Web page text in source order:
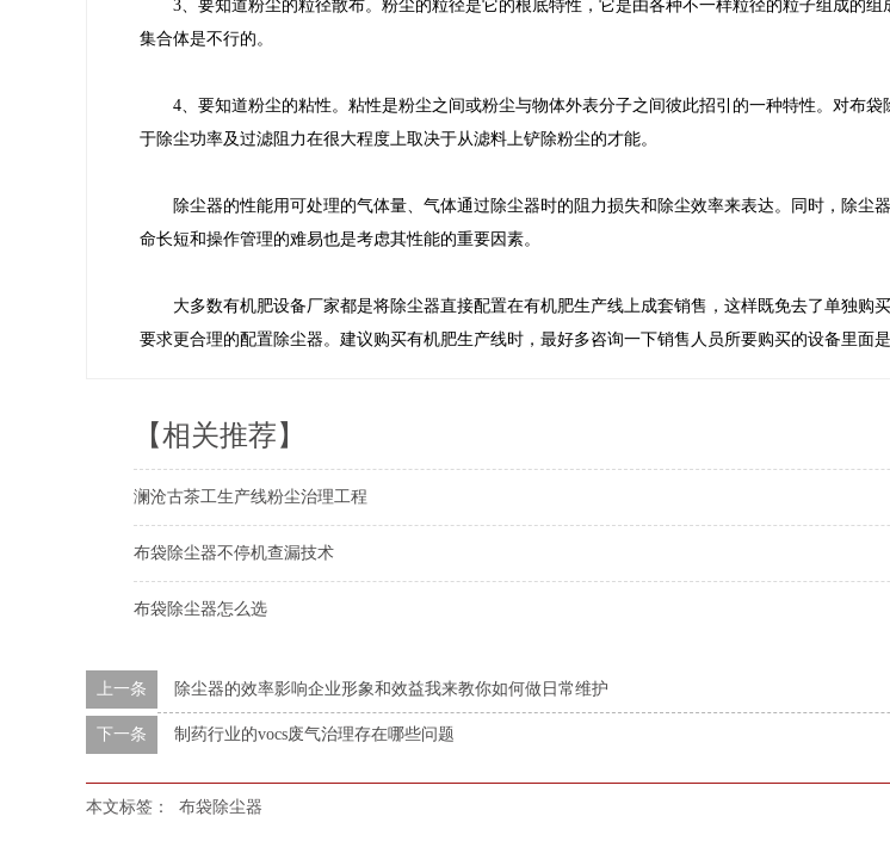
3、要知道粉尘的粒径散布。粉尘的粒径是它的根底特性，它是由各种不一样粒径的粒子组成的
集合体是不行的。
4、要知道粉尘的粘性。粘性是粉尘之间或粉尘与物体外表分子之间彼此招引的一种特性。对布
于除尘功率及过滤阻力在很大程度上取决于从滤料上铲除粉尘的才能。
除尘器的性能用可处理的气体量、气体通过除尘器时的阻力损失和除尘效率来表达。同时，除尘
命长短和操作管理的难易也是考虑其性能的重要因素。
大多数有机肥设备厂家都是将除尘器直接配置在有机肥生产线上成套销售，这样既免去了单独购
要求更合理的配置除尘器。建议购买有机肥生产线时，最好多咨询一下销售人员所要购买的设备里面是
【相关推荐】
澜沧古茶工生产线粉尘治理工程
布袋除尘器不停机查漏技术
布袋除尘器怎么选
上一条 除尘器的效率影响企业形象和效益我来教你如何做日常维护
下一条 制药行业的vocs废气治理存在哪些问题
本文标签： 布袋除尘器